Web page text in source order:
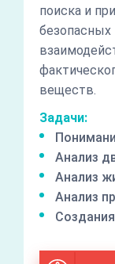
поиска и
безопасных
веществ.
Задачи:
Анализ
Анализ
Анализ